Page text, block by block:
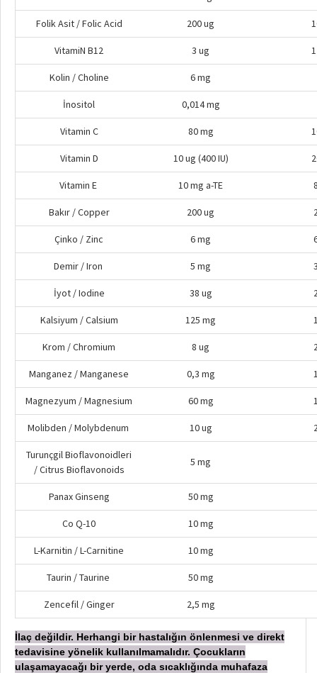
Folik Asit / Folic Acid 200 ug
VitamiN B12 3 ug
Kolin / Choline 6 mg
İnositol 0,014 mg
Vitamin C 80 mg
Vitamin D 10 ug (400 IU)
Vitamin E 10 mg a-TE
Bakır / Copper 200 ug
Çinko / Zinc 6 mg
Demir / Iron 5 mg
İyot / Iodine 38 ug
Kalsiyum / Calsium 125 mg
Krom / Chromium 8 ug
Manganez / Manganese 0,3 mg
Magnezyum / Magnesium 60 mg
Molibden / Molybdenum 10 ug
Turunçgil Bioflavonoidleri
/ Citrus Bioflavonoids
5 mg
Panax Ginseng 50 mg
Co Q-10 10 mg
L-Karnitin / L-Carnitine 10 mg
Taurin / Taurine 50 mg
Zencefil / Ginger 2,5 mg
İlaç değildir. Herhangi bir hastalığın önlenmesi ve direkt
tedavisine yönelik kullanılmamalıdır. Çocukların
ulaşamayacağı bir yerde, oda sıcaklığında muhafaza